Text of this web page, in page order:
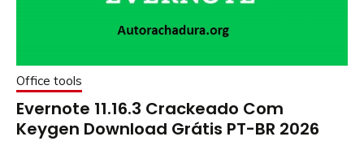
Office tools
Evernote 11.16.3 Crackeado Com
Keygen Download Grátis PT-BR 2026